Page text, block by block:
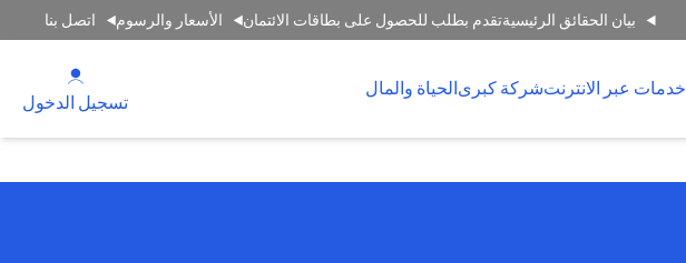
بيان الحقائق الرئيسيةتقدم بطلب للحصول على بطاقات الائتمان الأسعار والرسوم اتصل بنا
خدمات عبر الانترنتشركة كبرىالحياة والمال
تسجيل الدخول